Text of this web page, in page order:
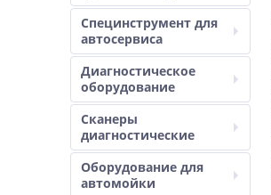
Специнструмент для
автосервиса
Диагностическое
оборудование
Сканеры
диагностические
Оборудование для
автомойки